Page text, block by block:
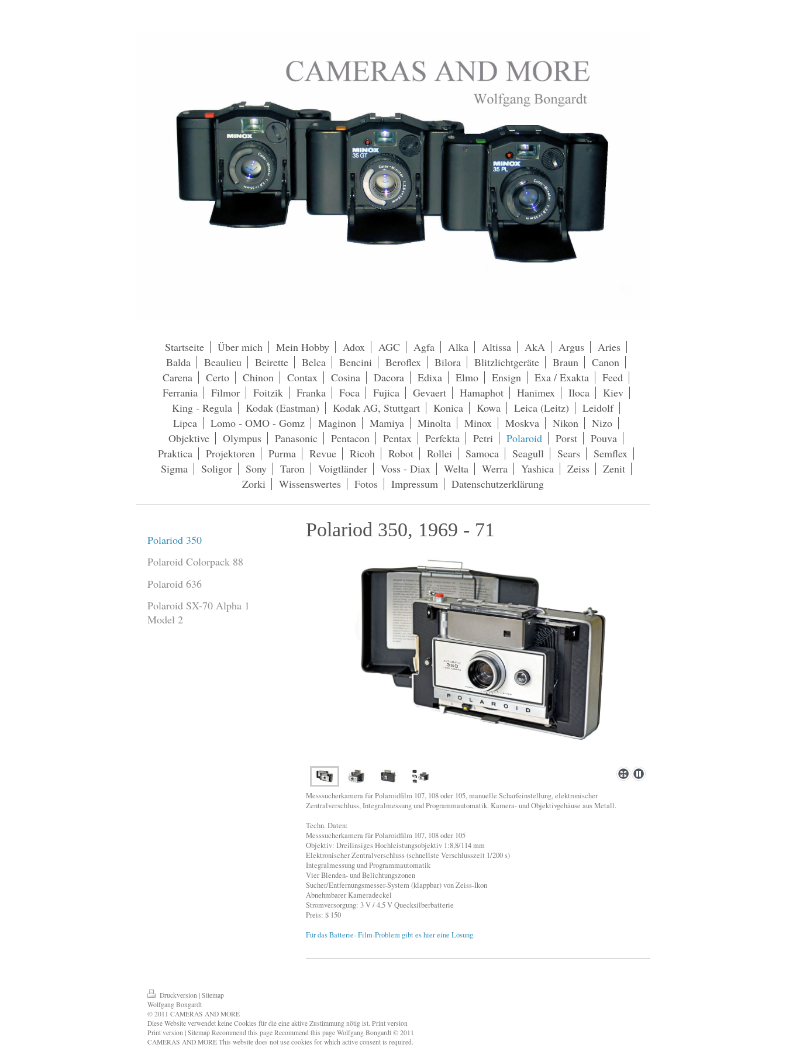
Startseite Über mich Mein Hobby Adox AGC Agfa Alka Altissa AkA Argus
Aries
Balda
Beaulieu Beirette Belca Bencini Beroflex Bilora Blitzlichtgeräte Braun
Canon
Carena
Certo Chinon Contax Cosina Dacora Edixa Elmo Ensign Exa / Exakta
Feed
Ferrania
Filmor Foitzik Franka Foca Fujica Gevaert Hamaphot Hanimex Iloca
Kiev
King - Regula
Kodak (Eastman) Kodak AG, Stuttgart Konica Kowa Leica (Leitz)
Leidolf
Lipca
Lomo - OMO - Gomz Maginon Mamiya Minolta Minox Moskva Nikon
Nizo
Objektive
Olympus Panasonic Pentacon Pentax Perfekta Petri Polaroid Porst
Pouva
Praktica
Projektoren Purma Revue Ricoh Robot Rollei Samoca Seagull Sears
Semflex
Sigma
Soligor Sony Taron Voigtländer Voss - Diax Welta Werra Yashica Zeiss
Zenit
Zorki
Wissenswertes Fotos Impressum Datenschutzerklärung
Polariod 350, 1969 - 71
Messsucherkamera für Polaroidfilm 107, 108 oder 105, manuelle Scharfeinstellung, elektronischer
Zentralverschluss, Integralmessung und Programmautomatik. Kamera- und Objektivgehäuse aus Metall.
Techn. Daten:
Messsucherkamera für Polaroidfilm 107, 108 oder 105
Objektiv: Dreilinsiges Hochleistungsobjektiv 1:8,8/114 mm
Elektronischer Zentralverschluss (schnellste Verschlusszeit 1/200 s)
Integralmessung und Programmautomatik
Vier Blenden- und Belichtungszonen
Sucher/Entfernungsmesser-System (klappbar) von Zeiss-Ikon
Abnehmbarer Kameradeckel
Stromversorgung: 3 V / 4,5 V Quecksilberbatterie
Preis: $ 150
Für das Batterie- Film-Problem gibt es hier eine Lösung.
Polariod 350
Polaroid Colorpack 88
Polaroid 636
Polaroid SX-70 Alpha 1
Model 2
Druckversion | Sitemap
Wolfgang Bongardt
© 2011 CAMERAS AND MORE
Diese Website verwendet keine Cookies für die eine aktive Zustimmung nötig ist. Print version
Print version | Sitemap Recommend this page Recommend this page Wolfgang Bongardt © 2011
CAMERAS AND MORE This website does not use cookies for which active consent is required.